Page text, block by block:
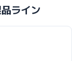
ライン